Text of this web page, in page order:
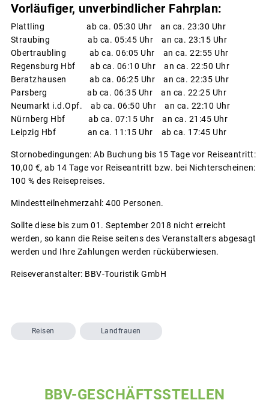
Vorläufiger, unverbindlicher Fahrplan:
Plattling ab ca. 05:30 Uhr an ca. 23:30 Uhr
Straubing ab ca. 05:45 Uhr an ca. 23:15 Uhr
Obertraubling ab ca. 06:05 Uhr an ca. 22:55 Uhr
Regensburg Hbf ab ca. 06:10 Uhr an ca. 22:50 Uhr
Beratzhausen ab ca. 06:25 Uhr an ca. 22:35 Uhr
Parsberg ab ca. 06:35 Uhr an ca. 22:25 Uhr
Neumarkt i.d.Opf. ab ca. 06:50 Uhr an ca. 22:10 Uhr
Nürnberg Hbf ab ca. 07:15 Uhr an ca. 21:45 Uhr
Leipzig Hbf an ca. 11:15 Uhr ab ca. 17:45 Uhr
Stornobedingungen: Ab Buchung bis 15 Tage vor Reiseantritt:
10,00 €, ab 14 Tage vor Reiseantritt bzw. bei Nichterscheinen:
100 % des Reisepreises.
Mindestteilnehmerzahl: 400 Personen.
Sollte diese bis zum 01. September 2018 nicht erreicht
werden, so kann die Reise seitens des Veranstalters abgesagt
werden und Ihre Zahlungen werden rücküberwiesen.
Reiseveranstalter: BBV-Touristik GmbH
Reisen Landfrauen
BBV-GESCHÄFTSSTELLEN